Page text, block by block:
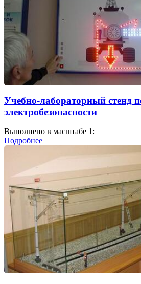
Учебно-лабораторный стенд
электробезопасности
Выполнено в масштабе 1:
Подробнее